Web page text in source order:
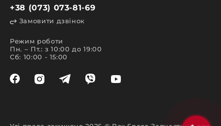
+38 (073) 073-81-69
Замовити дзвінок
Режим роботи
Пн. – Пт.: з 10:00 до 19:00
Сб: 10:00 - 15:00